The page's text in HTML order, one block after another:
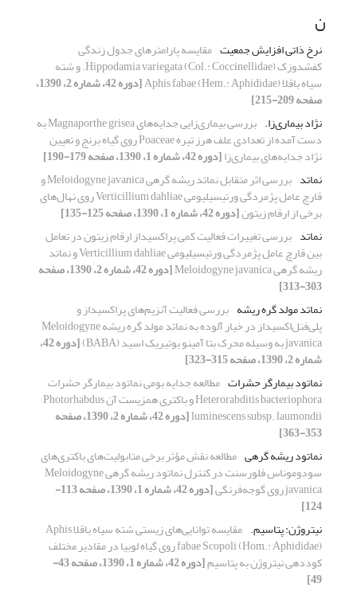
ن
نرخ ذاتی افزایش جمعیت مقایسه پارامترهای جدول زندگی
کفشدوزک Hippodamia variegata (Col.: Coccinellidae). و شته
سیاه باقلا Aphis fabae (Hem.: Aphididae) [دوره 42، شماره 2، 1390،
صفحه 209-215]
نژاد بیماری‌زا.
بررسی بیماری‌زایی جدایه‌های Magnaporthe grisea به
دست آمده از تعدادی علف هرز تیره Poaceae روی گیاه برنج و تعیین
نژاد جدایه‌های بیماری‌زا[دوره 42، شماره 1، 1390، صفحه 179-190]
نماتد
بررسی اثر متقابل نماتد ریشه گرهی Meloidogyne javanica و
قارچ عامل پژمردگی ورتیسیلیومی Verticillium dahliae روی نهال‌های
برخی از ارقام زیتون[دوره 42، شماره 1، 1390، صفحه 125-135]
نماتد بررسی تغییرات فعالیت کمی پراکسیداز ارقام زیتون در تعامل
بین قارچ عامل پژمردگی ورتیسیلیومی Verticillium dahliae و نماتد
ریشه گرهی Meloidogyne javanica [دوره 42، شماره 2، 1390، صفحه
303-313]
نماتد مولد گره ریشه بررسی فعالیت آنزیم‌های پراکسیداز و
پلی‌فنل‌اکسیداز در خیار آلوده به نماتد مولد گره ریشه Meloidogyne
javanica به وسیله محرک بتا آمینو بوتیریک اسید (BABA) [دوره 42،
شماره 2، 1390، صفحه 315-323]
نماتود بیمارگر حشرات مطالعه جدایه بومی نماتود بیمارگر حشرات
Heterorabditis bacteriophora و باکتری همزیست آن Photorhabdus
luminescens subsp. laumondii [دوره 42، شماره 2، 1390، صفحه
353-363]
نماتود ریشه گرهی مطالعه نقش مؤثر برخی متابولیت‌های باکتری‌های
سودوموناس فلورسنت در کنترل نماتود ریشه گرهی Meloidogyne
javanica روی گوجه‌فرنگی [دوره 42، شماره 1، 1390، صفحه 113-
124]
نیتروژن: پتاسیم.
مقایسه توانایی‌های زیستی شته سیاه باقلا Aphis
fabae Scopoli (Hom.: Aphididae) روی گیاه لوبیا در مقادیر مختلف
کوددهی نیتروژن به پتاسیم [دوره 42، شماره 1، 1390، صفحه 43-
49]